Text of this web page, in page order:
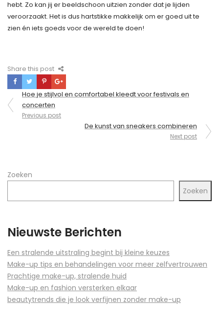
hebt. Zo kan jij er beeldschoon uitzien zonder dat je lijden
veroorzaakt. Het is dus hartstikke makkelijk om er goed uit te
zien én iets goeds voor de wereld te doen!
Share this post
Berichtnavigatie
Hoe je stijlvol en comfortabel kleedt voor festivals en
concerten
Previous post
De kunst van sneakers combineren
Next post
Zoeken
Zoeken
Nieuwste Berichten
Een stralende uitstraling begint bij kleine keuzes
Make-up tips en behandelingen voor meer zelfvertrouwen
Prachtige make-up, stralende huid
Make-up en fashion versterken elkaar
beautytrends die je look verfijnen zonder make-up